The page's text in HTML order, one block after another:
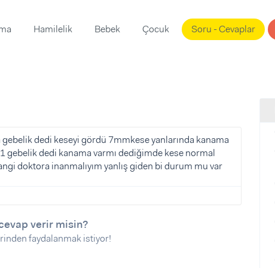
Hamilelik Bebek Çocuk Soru - Cevaplar
dedi keseyi gördü 7mmkese yanlarında kanama
dedi kanama varmı dediğimde kese normal
doktora inanmalıyım yanlış giden bi durum mu var
verir misin?
faydalanmak istiyor!